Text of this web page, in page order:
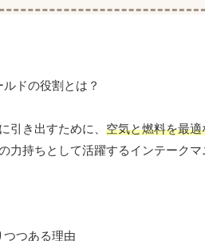
引き出すために、 空気と燃料を最
持ちとして活躍するインテークマ